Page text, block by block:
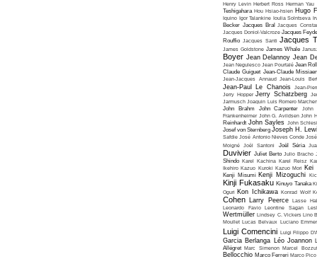
Henry Levin Herbert Ross Herman Yau
Teshigahara Hou Hsiao-hsien Hugo
Iquino Igor Talankine Ioulia Solntseva
Becker Jacques Bral Jacques
Jacques Doniol-Valcroze Jacques
Rouffio Jacques Santi Jacques
James Goldstone James Whale
Boyer Jean Delannoy Jean
Jean Negulesco Jean Pourtalé Jean
Claude Guiguet Jean-Claude
Jean-Jacques Annaud Jean-Louis
Jean-Paul Le Chanois
Jean-
Jerry Hopper Jerry Schatzberg
Jarmusch Joaquin Luis Romero
John Brahm
John Carpenter
John
Frankenheimer John G. Avildsen John
Reinhardt John Sayles John
Josef von Sternberg Joseph H.
Safdie José Antonio Nieves Conde
Moigné Joël Santoni Joël Séria
Duvivier Juliet Berto Julio Bracho
Shindo Karel Kachina Karel Reisz
Ikehiro Kazuo Kuroki Kazuo Mori Kei
Kenji Misumi Kenji Mizoguchi
Kinji Fukasaku Kinuyo Tanaka
Oguri Kon Ichikawa Konrad Wolf
Cohen Larry Peerce
Lasse
Leonardo Favio
Leontine Sagan
Wertmüller Lindsey C. Vickers Lino
Moullet Lucas Belvaux Luciano Emmer
Luigi Comencini Luigi Filippo
Garcia Berlanga Léo Joannon
Allégret Marc Simenon Marcel
Bellocchio Marco Ferreri Marco Pico